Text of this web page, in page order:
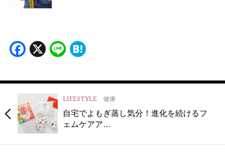
Facebook
X Line
LIFESTYLE 健康
自宅でよもぎ蒸し気分！進化を続けるフ
ェムケアア…